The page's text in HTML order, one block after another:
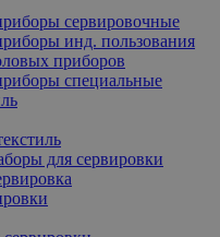
сервировочные
инд. пользования
приборов
специальные
для сервировки